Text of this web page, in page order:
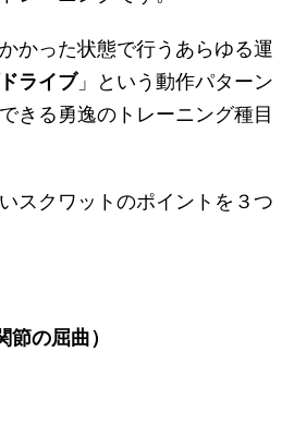
かった状態で行うあらゆる運
ライブ」という動作パターン
きる勇逸のトレーニング種目
スクワットのポイントを３つ
の屈曲）